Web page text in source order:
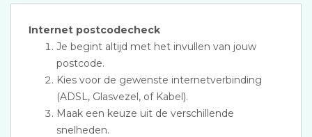
Internet postcodecheck
Je begint altijd met het invullen van jouw
postcode.
Kies voor de gewenste internetverbinding
(ADSL, Glasvezel, of Kabel).
Maak een keuze uit de verschillende
snelheden.